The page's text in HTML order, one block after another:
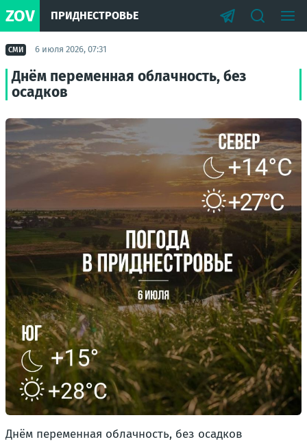
ZOV ПРИДНЕСТРОВЬЕ
СМИ 6 июля 2026, 07:31
Днём переменная облачность, без
осадков
Днём переменная облачность, без осадков